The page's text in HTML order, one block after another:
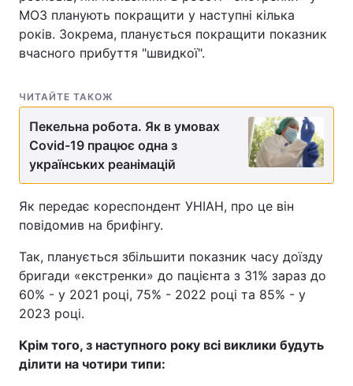
МОЗ планують покращити у наступні кілька
років. Зокрема, планується покращити показник
вчасного прибуття "швидкої".
ЧИТАЙТЕ ТАКОЖ
Пекельна робота. Як в умовах
Covid-19 працює одна з
українських реанімацій
Як передає кореспондент УНІАН, про це він
повідомив на брифінгу.
Так, планується збільшити показник часу доїзду
бригади «екстренки» до пацієнта з 31% зараз до
60% - у 2021 році, 75% - 2022 році та 85% - у
2023 році.
Крім того, з наступного року всі виклики будуть
ділити на чотири типи: